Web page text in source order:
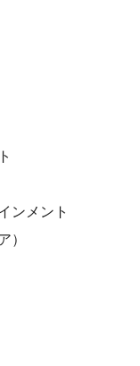
ンメント